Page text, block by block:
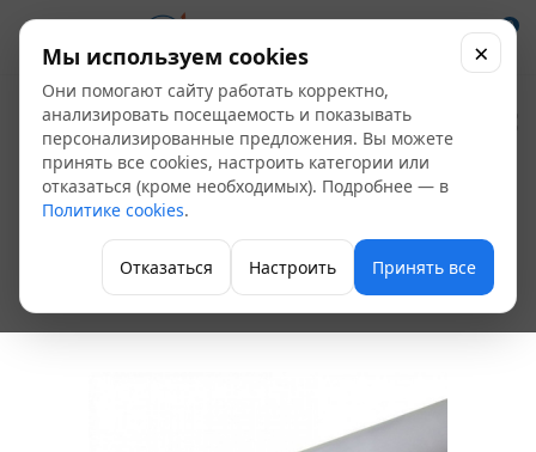
0
Труба ПП для
внутренней
канализации Ду 110
(1,5м)*2,7 СТАНДАРТ
Труба для внутренней канализации
Мы используем cookies
Они помогают сайту работать корректно,
анализировать посещаемость и показывать
персонализированные предложения. Вы можете
принять все cookies, настроить категории или
отказаться (кроме необходимых). Подробнее — в
Политике cookies.
Отказаться Настроить Принять все
×